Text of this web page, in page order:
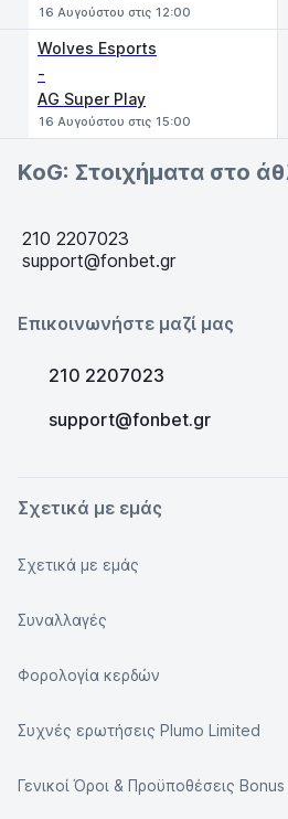
16 Αυγούστου στις 12:00
Wolves Esports
-
AG Super Play
16 Αυγούστου στις 15:00
KoG: Στοιχήματα στο
210 2207023
support@fonbet.gr
Επικοινωνήστε μαζί μας
210 2207023
support@fonbet.gr
Σχετικά με εμάς
Σχετικά με εμάς
Συναλλαγές
Φορολογία κερδών
Συχνές ερωτήσεις Plumo Limited
Γενικοί Όροι & Προϋποθέσεις Bonus